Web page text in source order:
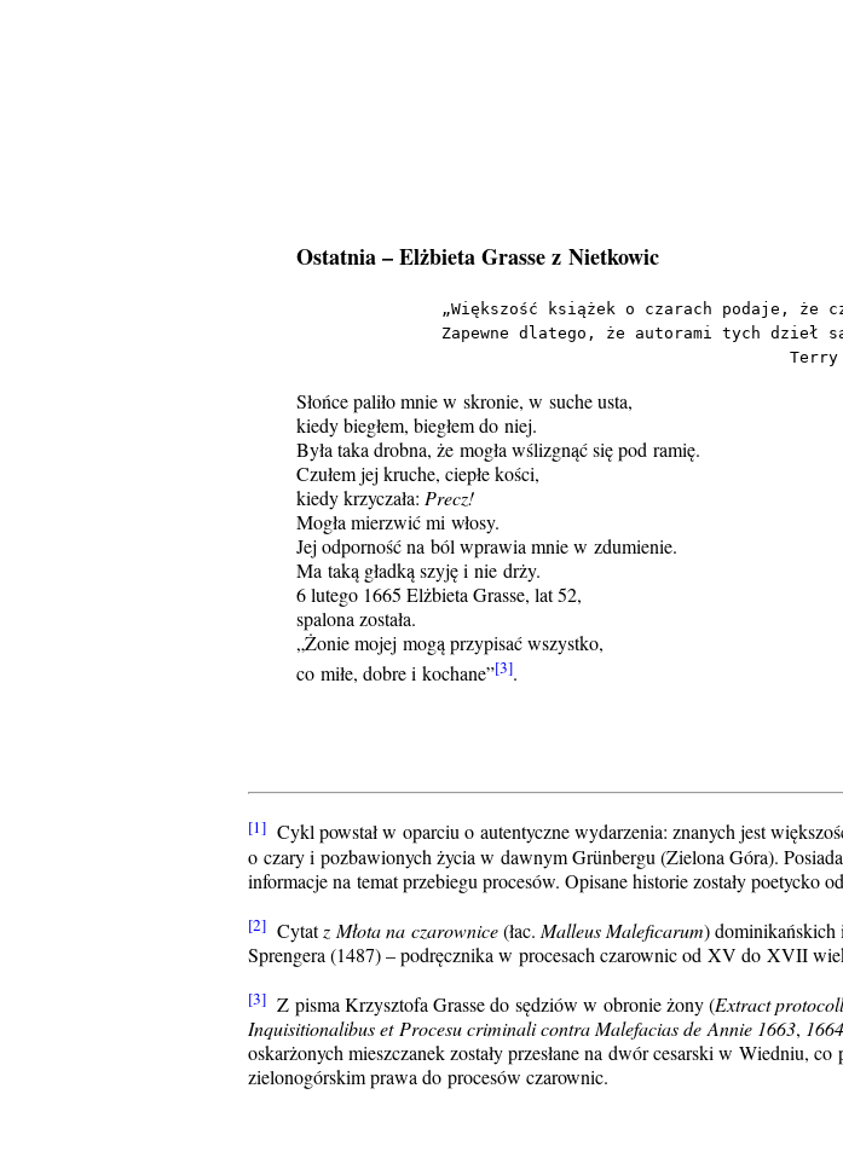
Ostatnia – Elżbieta Grasse z Nietkowic
„Większość książek o czarach podaje, że
Zapewne dlatego, że autorami tych dzieł
Terry
Słońce paliło mnie w skronie, w suche usta,
kiedy biegłem, biegłem do niej.
Była taka drobna, że mogła wślizgnąć się pod ramię.
Czułem jej kruche, ciepłe kości,
kiedy krzyczała: Precz!
Mogła mierzwić mi włosy.
Jej odporność na ból wprawia mnie w zdumienie.
Ma taką gładką szyję i nie drży.
6 lutego 1665 Elżbieta Grasse, lat 52,
spalona została.
„Żonie mojej mogą przypisać wszystko,
co miłe, dobre i kochane”[3].
[1] Cykl powstał w oparciu o autentyczne wydarzenia: znanych jest
o czary i pozbawionych życia w dawnym Grünbergu (Zielona Góra).
informacje na temat przebiegu procesów. Opisane historie zostały poetycko
[2] Cytatz Młota na czarownice(łac. Malleus Maleficarum) dominikańskich
Sprengera (1487) – podręcznika w procesach czarownic od XV do XVII
[3] Z pisma Krzysztofa Grasse do sędziów w obronie żony (Extract
Inquisitionalibus et Procesu criminali contra Malefacias de Annie 1663, 1664
oskarżonych mieszczanek zostały przesłane na dwór cesarski w Wiedniu, co
zielonogórskim prawa do procesów czarownic.